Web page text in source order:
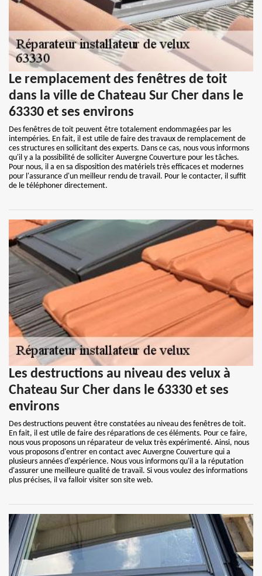
Le remplacement des fenêtres de toit
dans la ville de Chateau Sur Cher dans le
63330 et ses environs
Des fenêtres de toit peuvent être totalement endommagées par les
intempéries. En fait, il est utile de faire des travaux de remplacement de
ces structures en sollicitant des experts. Dans ce cas, nous vous informons
qu'il y a la possibilité de solliciter Auvergne Couverture pour les tâches.
Pour nous, il a en sa disposition des matériels très efficaces et modernes
pour l'assurance d'un meilleur rendu de travail. Pour le contacter, il suffit
de le téléphoner directement.
Les destructions au niveau des velux à
Chateau Sur Cher dans le 63330 et ses
environs
Des destructions peuvent être constatées au niveau des fenêtres de toit.
En fait, il est utile de faire des réparations de ces éléments. Pour ce faire,
nous vous proposons un réparateur de velux très expérimenté. Ainsi, nous
vous proposons d'entrer en contact avec Auvergne Couverture qui a
plusieurs années d'expérience. Nous vous informons qu'il a la réputation
d'assurer une meilleure qualité de travail. Si vous voulez des informations
plus précises, il va falloir visiter son site web.